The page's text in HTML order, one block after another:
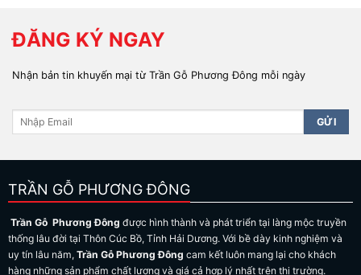
ĐĂNG KÝ NGAY
Nhận bản tin khuyến mại từ Trần Gỗ Phương Đông mỗi ngày
TRẦN GỖ PHƯƠNG ĐÔNG
Trần Gỗ Phương Đông được hình thành và phát triển tại làng mộc truyền
thống lâu đời tại Thôn Cúc Bồ, Tỉnh Hải Dương. Với bề dày kinh nghiệm và
uy tín lâu năm, Trần Gỗ Phương Đông cam kết luôn mang lại cho khách
hàng những sản phẩm chất lượng và giá cả hợp lý nhất trên thị trường.